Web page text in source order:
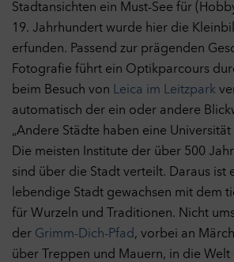
Stadtansichten ein Must-See für
19. Jahrhundert wurde hier die
erfunden. Passend zur prägenden
Fotografie führt ein Optikparcours
beim Besuch von Leica im Leitzpark
automatisch der ein oder andere
„Andere Städte haben eine Universität
Die meisten Institute der über 500
sind über die Stadt verteilt. Daraus ist
lebendige Stadt gewachsen mit dem
für Wurzeln und Traditionen. Nicht
der Grimm-Dich-Pfad, vorbei an
über Treppen und Mauern, in die